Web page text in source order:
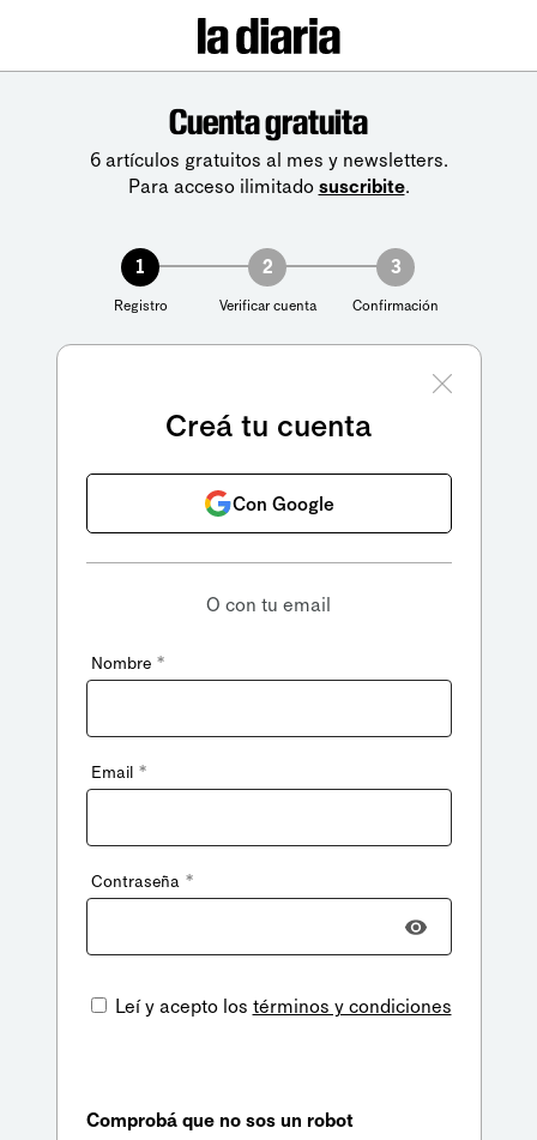
Cuenta gratuita
6 artículos gratuitos al mes y newsletters.
Para acceso ilimitado suscribite.
1
Registro
2
Verificar cuenta
3
Confirmación
Creá tu cuenta
Con Google
O con tu email
Nombre *
Email *
Contraseña *
Leí y acepto los términos y condiciones
Comprobá que no sos un robot